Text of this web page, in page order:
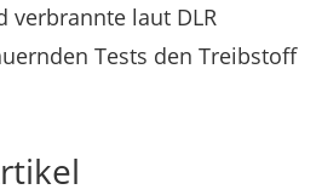
verbrannte laut DLR
Tests den Treibstoff